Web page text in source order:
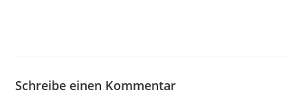
Schreibe einen Kommentar